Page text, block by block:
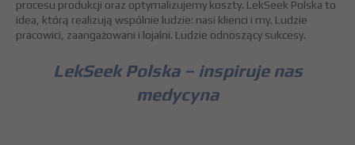
procesu produkcji oraz optymalizujemy koszty. LekSeek Polska to
idea, którą realizują wspólnie ludzie: nasi klienci i my. Ludzie
pracowici, zaangażowani i lojalni. Ludzie odnoszący sukcesy.
LekSeek Polska – inspiruje nas
medycyna